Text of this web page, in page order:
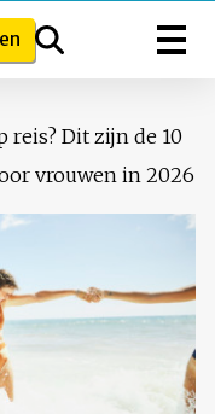
reis? Dit zijn de 10
vrouwen in 2026